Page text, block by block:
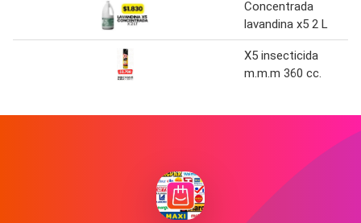
Concentrada
lavandina x5 2 L
X5 insecticida
m.m.m 360 cc.